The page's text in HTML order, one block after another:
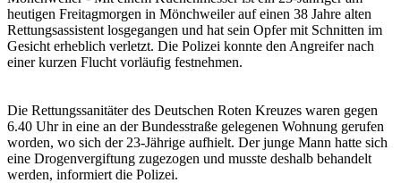
heutigen Freitagmorgen in Mönchweiler auf einen 38 Jahre alten
Rettungsassistent losgegangen und hat sein Opfer mit Schnitten im
Gesicht erheblich verletzt. Die Polizei konnte den Angreifer nach
einer kurzen Flucht vorläufig festnehmen.
Die Rettungssanitäter des Deutschen Roten Kreuzes waren gegen
6.40 Uhr in eine an der Bundesstraße gelegenen Wohnung gerufen
worden, wo sich der 23-Jährige aufhielt. Der junge Mann hatte sich
eine Drogenvergiftung zugezogen und musste deshalb behandelt
werden, informiert die Polizei.